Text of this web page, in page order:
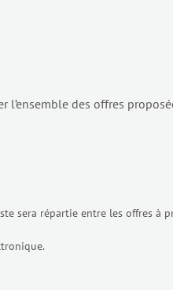
l’ensemble des offres
sera répartie entre les offres à